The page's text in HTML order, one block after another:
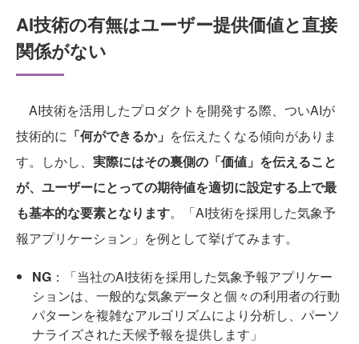
AI技術の有無はユーザー提供価値と直接
関係がない
AI技術を活用したプロダクトを開発する際、ついAIが
技術的に 「何ができるか」 を伝えたくなる傾向がありま
す。しかし、 実際にはその裏側の「価値」を伝えること
が、ユーザーにとっての期待値を適切に設定する上で最
も基本的な要素となります。「AI技術を採用した気象予
報アプリケーション」を例として挙げてみます。
NG ：「当社のAI技術を採用した気象予報アプリケー
ションは、一般的な気象データと個々の利用者の行動
パターンを複雑なアルゴリズムにより分析し、パーソ
ナライズされた天候予報を提供します」